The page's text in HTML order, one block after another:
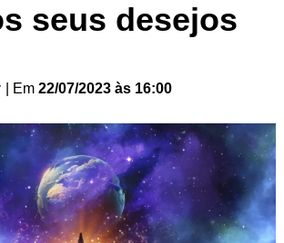
seus desejos
| Em 22/07/2023 às 16:00